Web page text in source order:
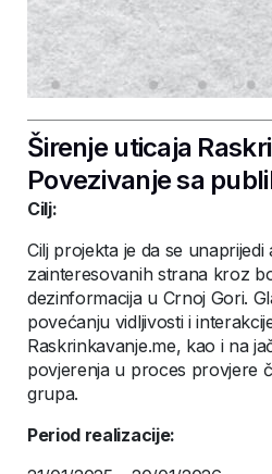
Širenje uticaja
Povezivanje sa
Cilj:
Cilj projekta je da se
zainteresovanih strana kroz
dezinformacija u Crnoj Gori.
povećanju vidljivosti i
Raskrinkavanje.me, kao i na
povjerenja u proces provjere
grupa.
Period realizacije: